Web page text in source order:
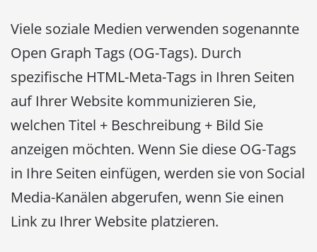
Viele soziale Medien verwenden sogenannte
Open Graph Tags (OG-Tags). Durch
spezifische HTML-Meta-Tags in Ihren Seiten
auf Ihrer Website kommunizieren Sie,
welchen Titel + Beschreibung + Bild Sie
anzeigen möchten. Wenn Sie diese OG-Tags
in Ihre Seiten einfügen, werden sie von Social
Media-Kanälen abgerufen, wenn Sie einen
Link zu Ihrer Website platzieren.